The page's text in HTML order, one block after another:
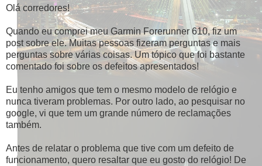
Olá corredores!
Quando eu comprei meu Garmin Forerunner 610, fiz um
post sobre ele. Muitas pessoas fizeram perguntas e mais
perguntas sobre várias coisas. Um tópico que foi bastante
comentado foi sobre os defeitos apresentados!
Eu tenho amigos que tem o mesmo modelo de relógio e
nunca tiveram problemas. Por outro lado, ao pesquisar no
google, vi que tem um grande número de reclamações
também.
Antes de relatar o problema que tive com um defeito de
funcionamento, quero resaltar que eu gosto do relógio! De